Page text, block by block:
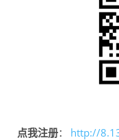
点我注册：
http://